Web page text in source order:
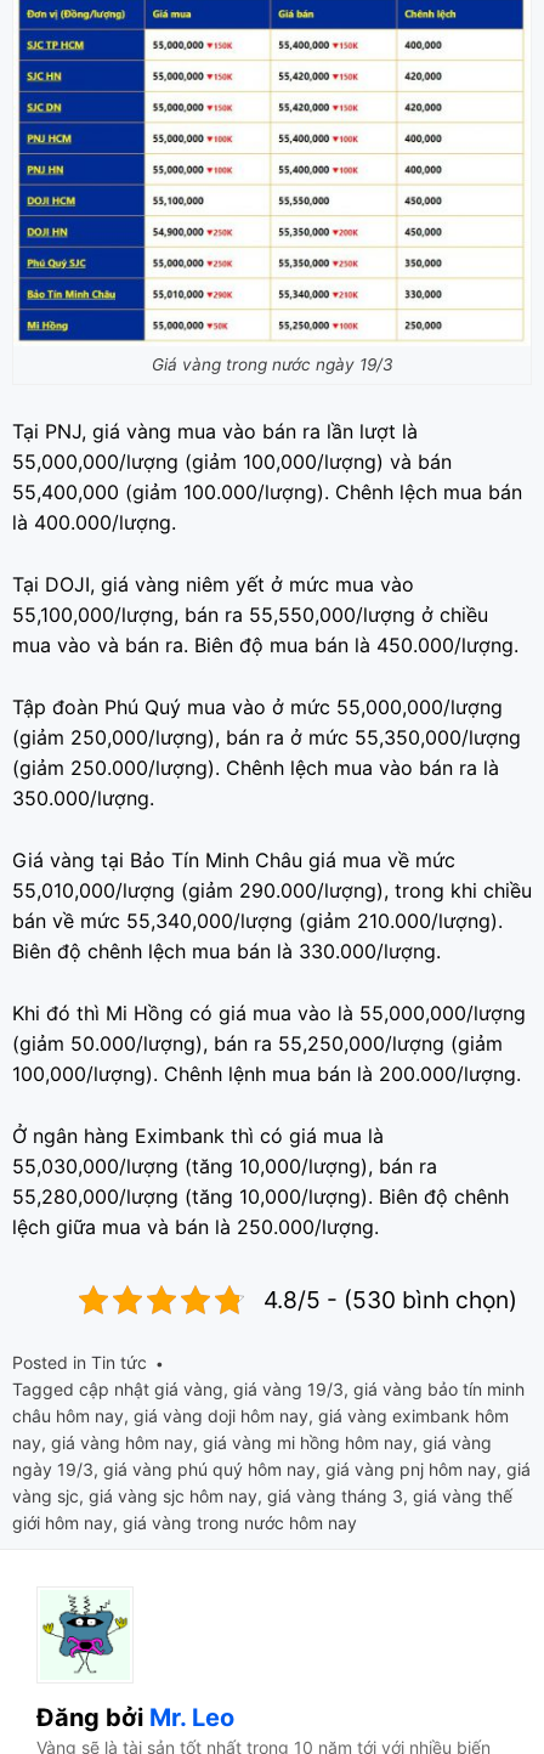
Giá vàng trong nước ngày 19/3
Tại PNJ, giá vàng mua vào bán ra lần lượt là
55,000,000/lượng (giảm 100,000/lượng) và bán
55,400,000 (giảm 100.000/lượng). Chênh lệch mua bán
là 400.000/lượng.
Tại DOJI, giá vàng niêm yết ở mức mua vào
55,100,000/lượng, bán ra 55,550,000/lượng ở chiều
mua vào và bán ra. Biên độ mua bán là 450.000/lượng.
Tập đoàn Phú Quý mua vào ở mức 55,000,000/lượng
(giảm 250,000/lượng), bán ra ở mức 55,350,000/lượng
(giảm 250.000/lượng). Chênh lệch mua vào bán ra là
350.000/lượng.
Giá vàng tại Bảo Tín Minh Châu giá mua về mức
55,010,000/lượng (giảm 290.000/lượng), trong khi chiều
bán về mức 55,340,000/lượng (giảm 210.000/lượng).
Biên độ chênh lệch mua bán là 330.000/lượng.
Khi đó thì Mi Hồng có giá mua vào là 55,000,000/lượng
(giảm 50.000/lượng), bán ra 55,250,000/lượng (giảm
100,000/lượng). Chênh lệnh mua bán là 200.000/lượng.
Ở ngân hàng Eximbank thì có giá mua là
55,030,000/lượng (tăng 10,000/lượng), bán ra
55,280,000/lượng (tăng 10,000/lượng). Biên độ chênh
lệch giữa mua và bán là 250.000/lượng.
4.8/5 - (530 bình chọn)
Posted in Tin tức
Tagged cập nhật giá vàng, giá vàng 19/3, giá vàng bảo tín minh
châu hôm nay, giá vàng doji hôm nay, giá vàng eximbank hôm
nay, giá vàng hôm nay, giá vàng mi hồng hôm nay, giá vàng
ngày 19/3, giá vàng phú quý hôm nay, giá vàng pnj hôm nay, giá
vàng sjc, giá vàng sjc hôm nay, giá vàng tháng 3, giá vàng thế
giới hôm nay, giá vàng trong nước hôm nay
Đăng bởi Mr. Leo
Vàng sẽ là tài sản tốt nhất trong 10 năm tới với nhiều biến